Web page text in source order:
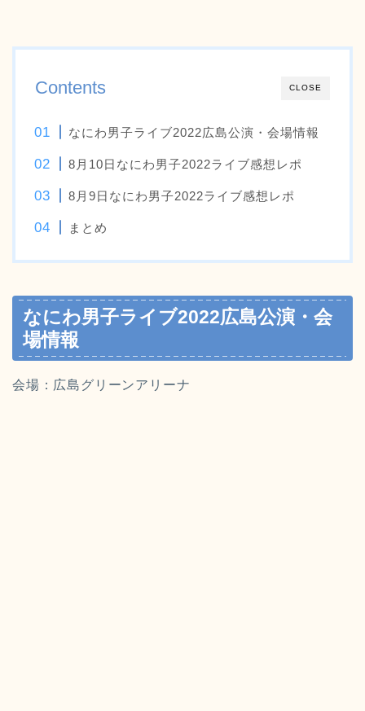
CLOSE
Contents
なにわ男子ライブ2022広島公演・会場情報
8月10日なにわ男子2022ライブ感想レポ
8月9日なにわ男子2022ライブ感想レポ
まとめ
なにわ男子ライブ2022広島公演・会
場情報
会場：広島グリーンアリーナ